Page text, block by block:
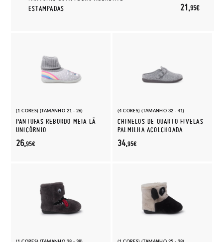
ESTAMPADAS
21,95€
(1 CORES) (TAMANHO 21 - 26)
PANTUFAS REBORDO MEIA LÃ
UNICÓRNIO
26,95€
(4 CORES) (TAMANHO 32 - 41)
CHINELOS DE QUARTO FIVELAS
PALMILHA ACOLCHOADA
34,95€